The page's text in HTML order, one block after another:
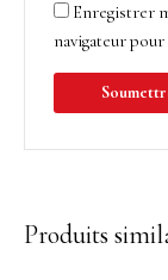
Enregistrer
navigateur
Produits